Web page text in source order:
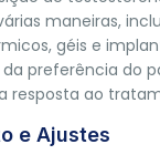
maneiras,
géis e
preferência do
resposta ao
e Ajustes